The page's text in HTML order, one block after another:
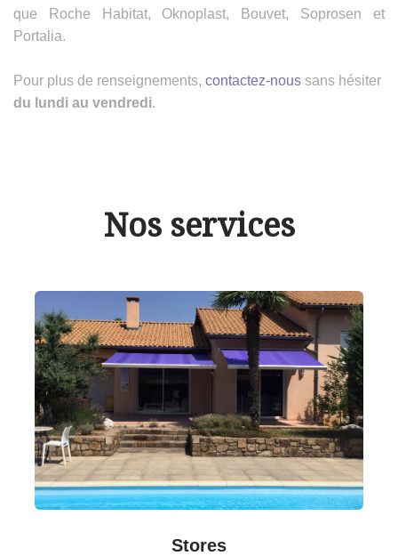
que Roche Habitat, Oknoplast, Bouvet, Soprosen et
Portalia.
Pour plus de renseignements, contactez-nous sans hésiter
du lundi au vendredi.
Nos services
Stores